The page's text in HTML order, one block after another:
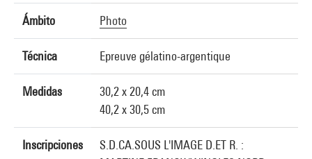
Ámbito Photo
Técnica Epreuve gélatino-argentique
Medidas
30,2 x 20,4 cm
40,2 x 30,5 cm
Inscripciones
S.D.CA.SOUS L'IMAGE D.ET R. :